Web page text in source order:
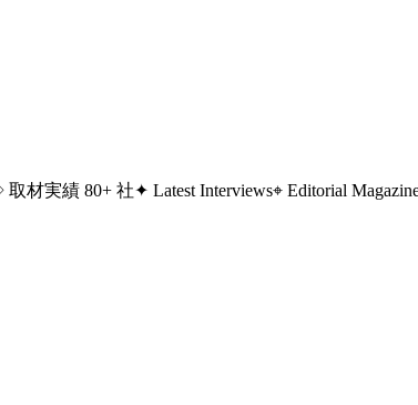
材実績 80+ 社✦ Latest Interviews⌖ Editorial